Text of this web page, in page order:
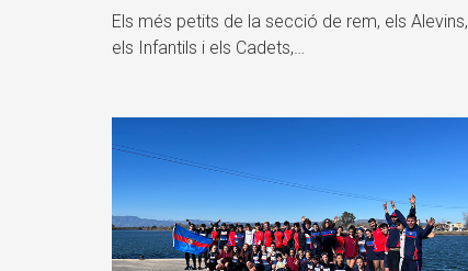
Els més petits de la secció de rem, els Alevins,
els Infantils i els Cadets,…